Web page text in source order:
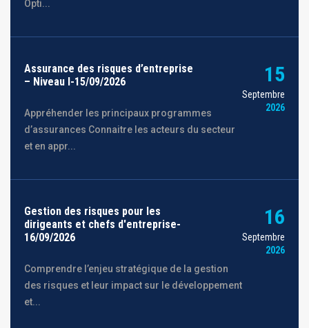
Opti...
Assurance des risques d’entreprise
– Niveau I-15/09/2026
Appréhender les principaux programmes
d’assurances Connaitre les acteurs du secteur
et en appr...
15
Septembre
2026
Gestion des risques pour les
dirigeants et chefs d'entreprise-
16/09/2026
Comprendre l’enjeu stratégique de la gestion
des risques et leur impact sur le développement
et...
16
Septembre
2026